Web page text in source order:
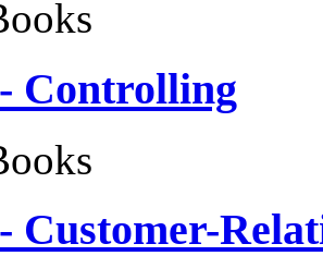
Controlling
Customer-